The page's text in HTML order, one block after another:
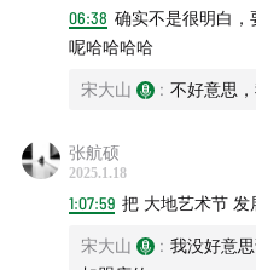
桑保久良太 LOST#6
16 Ropes
农具作为乐器
Kakula Kulukulu at
06:38 确实不是很明白
呢哈哈哈哈
宋大山 : 不好意思
张航硕
2025.1.18
1:07:59 把 大地艺术节 发
宋大山 : 我没好意